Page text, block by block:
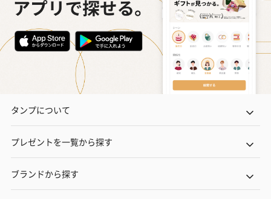
タンプについて
プレゼントを一覧から探す
ブランドから探す